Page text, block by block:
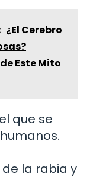
¿El Cerebro
Este Mito
que se
de la rabia y